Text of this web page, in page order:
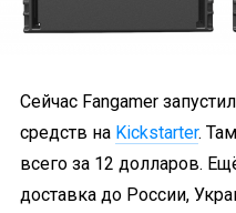
Сейчас Fangamer
средств на Kickstarter.
всего за 12 долларов.
доставка до России,